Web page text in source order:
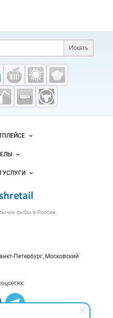
Поиск по сайту и
Искать
проекты
—
рыбы в России.
Петербург, Московский
рекламы
оферта
информация
персональных данных
рынка
УСЛУГИ